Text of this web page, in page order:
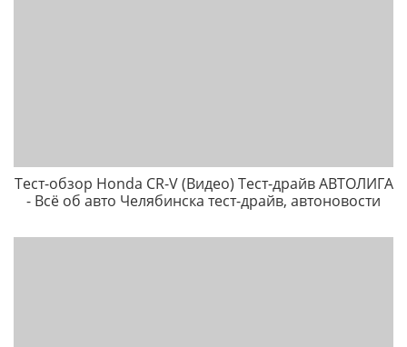
Тест-обзор Honda CR-V (Видео) Тест-драйв АВТОЛИГА
- Всё об авто Челябинска тест-драйв, автоновости